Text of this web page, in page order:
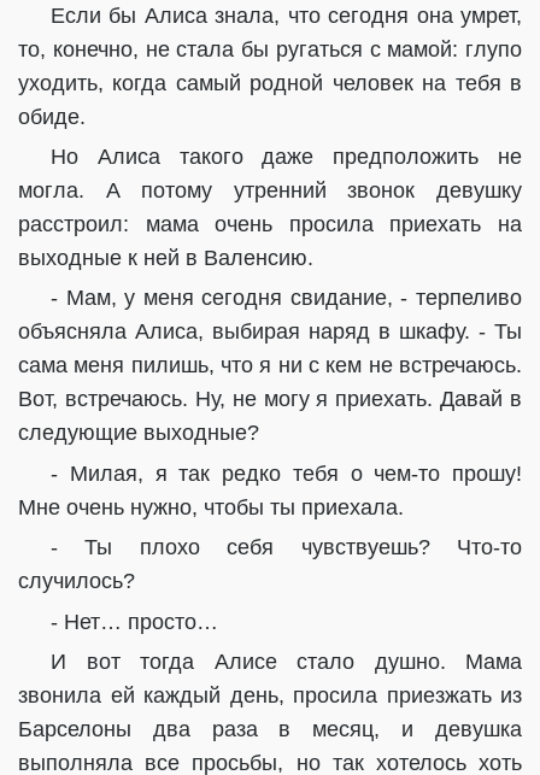
Если бы Алиса знала, что сегодня она умрет,
то, конечно, не стала бы ругаться с мамой: глупо
уходить, когда самый родной человек на тебя в
обиде.
Но Алиса такого даже предположить не
могла. А потому утренний звонок девушку
расстроил: мама очень просила приехать на
выходные к ней в Валенсию.
- Мам, у меня сегодня свидание, - терпеливо
объясняла Алиса, выбирая наряд в шкафу. - Ты
сама меня пилишь, что я ни с кем не встречаюсь.
Вот, встречаюсь. Ну, не могу я приехать. Давай в
следующие выходные?
- Милая, я так редко тебя о чем-то прошу!
Мне очень нужно, чтобы ты приехала.
- Ты плохо себя чувствуешь? Что-то
случилось?
- Нет… просто…
И вот тогда Алисе стало душно. Мама
звонила ей каждый день, просила приезжать из
Барселоны два раза в месяц, и девушка
выполняла все просьбы, но так хотелось хоть